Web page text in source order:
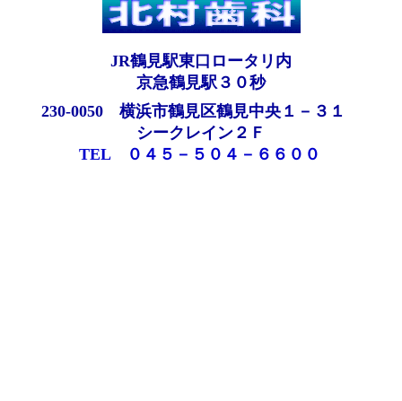
JR鶴見駅東口ロータリ内
京急鶴見駅３０秒
230-0050 横浜市鶴見区鶴見中央１－３１
シークレイン２Ｆ
TEL ０４５－５０４－６６００